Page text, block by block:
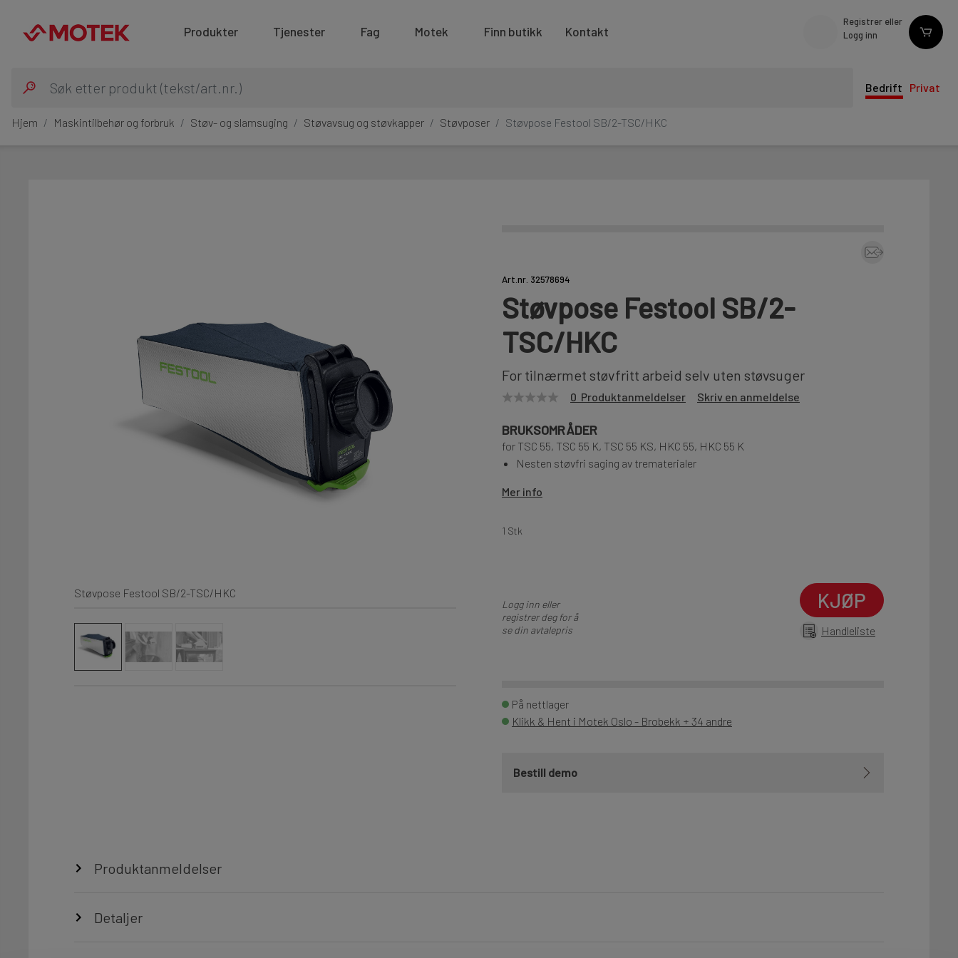
Produkter Tjenester Fag Motek Finn butikk Kontakt
Registrer eller
Logg inn
Bedrift Privat
Hjem Maskintilbehør og forbruk Støv- og slamsuging Støvavsug og støvkapper Støvposer Støvpose Festool SB/2-TSC/HKC
Støvpose Festool SB/2-TSC/HKC
Art.nr. 32578694
Støvpose Festool SB/2-
TSC/HKC
For tilnærmet støvfritt arbeid selv uten støvsuger
0 Produktanmeldelser Skriv en anmeldelse
BRUKSOMRÅDER
for TSC 55, TSC 55 K, TSC 55 KS, HKC 55, HKC 55 K
Nesten støvfri saging av trematerialer
Mer info
1 Stk
Logg inn eller
registrer deg for å
se din avtalepris
KJØP
Handleliste
På nettlager
Klikk & Hent i Motek Oslo - Brobekk + 34 andre
Bestill demo
Produktanmeldelser
Detaljer